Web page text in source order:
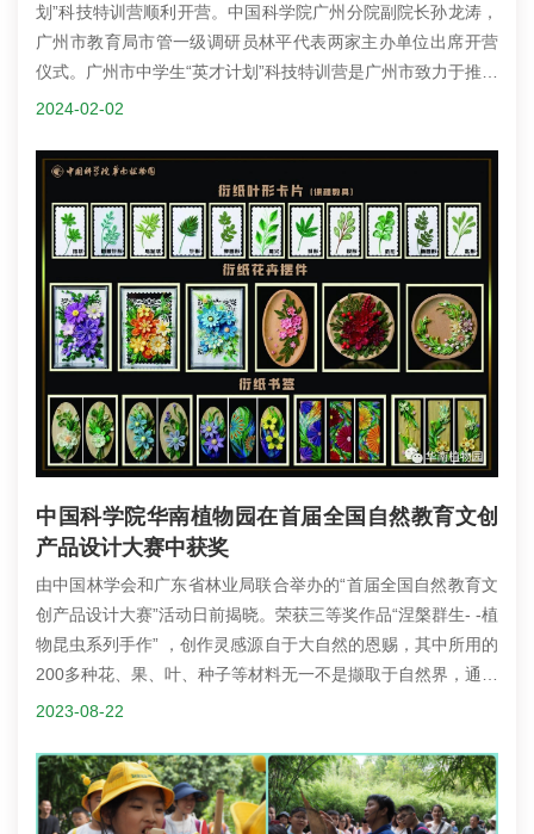
划”科技特训营顺利开营。中国科学院广州分院副院长孙龙涛，
广州市教育局市管一级调研员林平代表两家主办单位出席开营
仪式。广州市中学生“英才计划”科技特训营是广州市致力于推进
高校、科研机构合作共享共建创新实验室及专家团队，开展青
师、学生双向面谈，此次华南国家植物园分营共招募27名优秀
高中生入营。开营仪式授旗开营合影营期学习日常。
2024-02-02
中国科学院华南植物园在首届全国自然教育文创
产品设计大赛中获奖
由中国林学会和广东省林业局联合举办的“首届全国自然教育文
创产品设计大赛”活动日前揭晓。荣获三等奖作品“涅槃群生- -植
物昆虫系列手作” ，创作灵感源自于大自然的恩赐，其中所用的
200多种花、果、叶、种子等材料无一不是撷取于自然界，通过
精心设计、艺术融合和巧妙制作，最终以栩栩如生的昆虫形态
入推动全国自然教育创意产业发展，引导更多民众走进自然、
享受自然，自觉参与生态文化建设的大赛活动，呈现出参与人
数多、创意设计精、产品配套全、转化价值高、商业潜力
2023-08-22